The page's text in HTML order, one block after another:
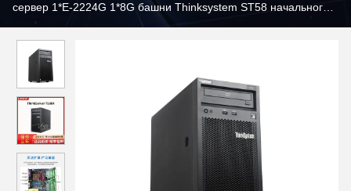
сервер 1*E-2224G 1*8G башни Thinksystem ST58 начального